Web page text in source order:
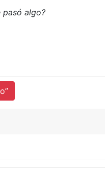
pasó algo?